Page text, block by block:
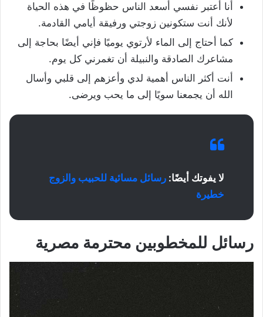
أنا أعتبر نفسي أسعد الناس حظوظًا في هذه الحياة
لأنك أنت ستكونين زوجتي ورفيقة أيامي القادمة.
كما أحتاج إلى الماء لأرتوي يوميًا فإني أيضًا بحاجة إلى
مشاعرك الصادقة والنبيلة أن تغمرني كل يوم.
أنت أكثر الناس أهمية لدي وأعزهم إلى قلبي وأسال
الله أن يجمعنا سويًا إلى ما يحب ويرضى.
لا يفوتك أيضًا: رسائل مسائية للحبيب والزوج
خطيرة
رسائل للمخطوبين محترمة مصرية